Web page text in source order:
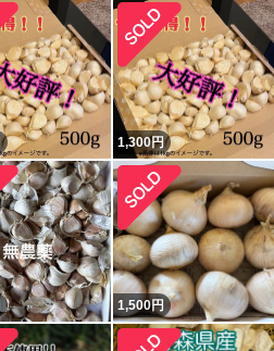
1,300円
1,500円